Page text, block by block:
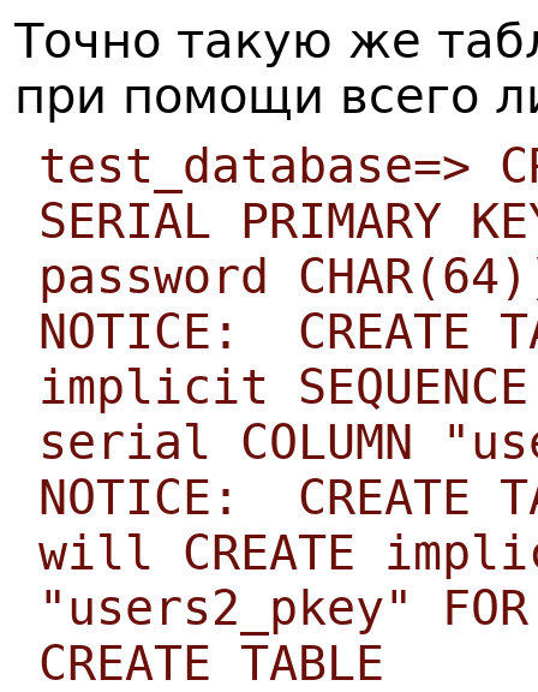
Точно такую же
при помощи всего
test_database=>
SERIAL PRIMARY
password
NOTICE: CREATE
implicit
serial COLUMN
NOTICE: CREATE
will CREATE
"users2_pkey"
CREATE TABLE